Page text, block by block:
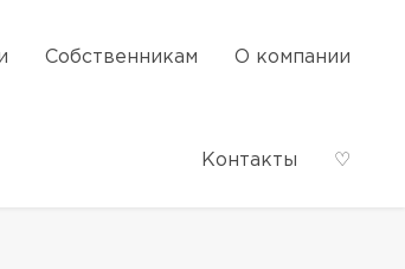
Собственникам О компании
Контакты ♡